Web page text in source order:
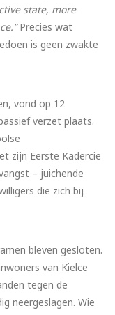
state, more
Precies wat
is geen zwakte
vond op 12
verzet plaats.
zijn Eerste Kadercie
– juichende
die zich bij
bleven gesloten.
van Kielce
tegen de
neergeslagen. Wie